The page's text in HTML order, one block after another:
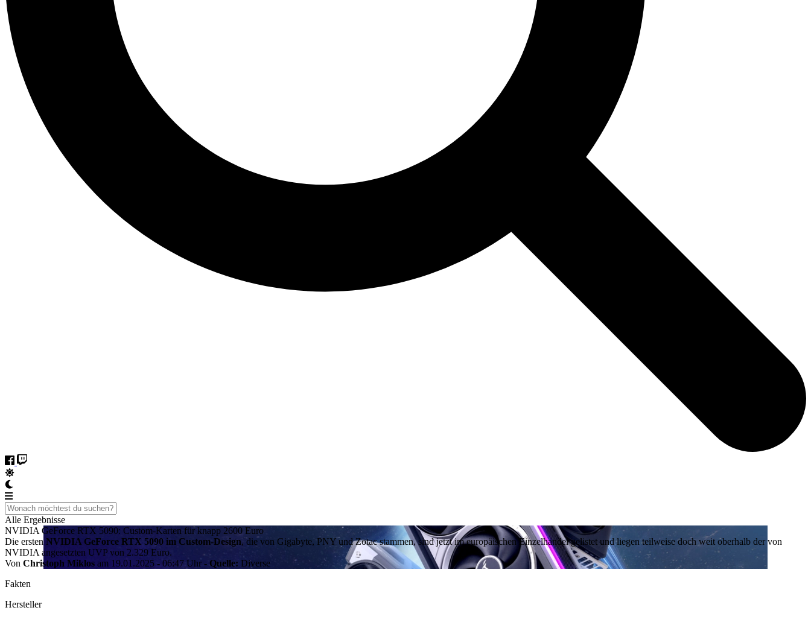
Alle Ergebnisse
NVIDIA GeForce RTX 5090: Custom-Karten für knapp 2600 Euro
Die ersten NVIDIA GeForce RTX 5090 im Custom-Design, die von Gigabyte, PNY und Zotac stammen, sind jetzt im europäischen Einzelhandel gelistet und liegen teilweise doch weit oberhalb der von
NVIDIA angesetzten UVP von 2.329 Euro.
Von Christoph Miklos am 19.01.2025 - 06:47 Uhr - Quelle: Diverse
Fakten
Hersteller